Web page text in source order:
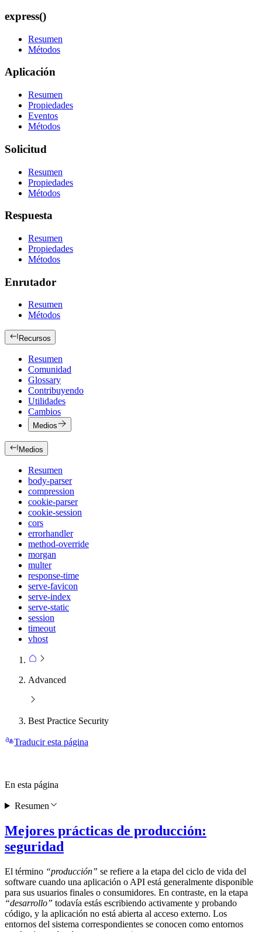
express()
Resumen
Métodos
Aplicación
Resumen
Propiedades
Eventos
Métodos
Solicitud
Resumen
Propiedades
Métodos
Respuesta
Resumen
Propiedades
Métodos
Enrutador
Resumen
Métodos
Recursos
Resumen
Comunidad
Glossary
Contribuyendo
Utilidades
Cambios
Medios
Medios
Resumen
body-parser
compression
cookie-parser
cookie-session
cors
errorhandler
method-override
morgan
multer
response-time
serve-favicon
serve-index
serve-static
session
timeout
vhost
Advanced
Best Practice Security
Traducir esta página
Mejores prácticas de producción:
seguridad
El término “producción” se refiere a la etapa del ciclo de vida del
software cuando una aplicación o API está generalmente disponible
para sus usuarios finales o consumidores. En contraste, en la etapa
“desarrollo” todavía estás escribiendo activamente y probando
código, y la aplicación no está abierta al acceso externo. Los
entornos del sistema correspondientes se conocen como entornos
En esta página
Resumen